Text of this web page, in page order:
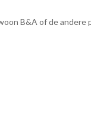
B&A of de andere